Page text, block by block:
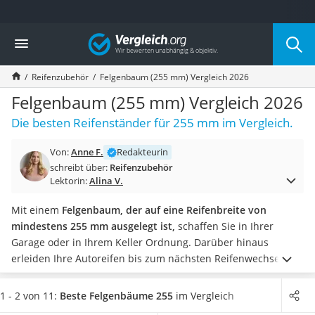
Die beliebtesten Vergleiche nach Kategorie
Auto & Motor
Fahrradträger-Anhängerkupplung (4 Fahrräder)
Fahrradträger
Fahrradträger (Anhängerkupplung)
Fahrradträger 3 Fahrräder
Benzinkanister (20 l)
Fahrradträger E-Bike
Benzinkanister
Wagenheber 3t
AGM-Batterie Wohnmobil
Thule-Fahrradträger
FM-Transmitter
Sommerreifen 205/55 R16
Autobatterie-Ladegerät
Starthilfe mit Kompressor
Vergleich
Reifenzubehör Felgenbaum (255 mm) Vergleich 2026
Felgenbaum (255 mm) Vergleich 2026
Die besten Reifenständer für 255 mm im Vergleich.
Von:Anne F.
Redakteurin
schreibt über: Reifenzubehör
Lektorin:Alina V.
Mit einem Felgenbaum, der auf eine Reifenbreite von
mindestens 255 mm ausgelegt ist, schaffen Sie in Ihrer
Garage oder in Ihrem Keller Ordnung. Darüber hinaus
erleiden Ihre Autoreifen bis zum nächsten Reifenwechsel
keinen Schaden durch unsachgemäße Lagerung. Zahlreiche
Tests im Internet haben ergeben, dass ein 255-mm-
1 - 2 von 11: Beste Felgenbäume 255 im Vergleich